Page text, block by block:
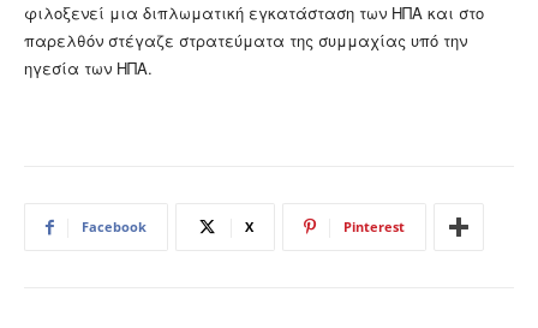
φιλοξενεί μια διπλωματική εγκατάσταση των ΗΠΑ και στο
παρελθόν στέγαζε στρατεύματα της συμμαχίας υπό την
ηγεσία των ΗΠΑ.
Facebook X Pinterest